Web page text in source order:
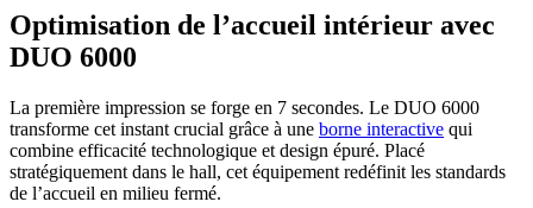
Optimisation de l’accueil intérieur avec
DUO 6000
La première impression se forge en 7 secondes. Le DUO 6000
transforme cet instant crucial grâce à une borne interactive qui
combine efficacité technologique et design épuré. Placé
stratégiquement dans le hall, cet équipement redéfinit les standards
de l’accueil en milieu fermé.